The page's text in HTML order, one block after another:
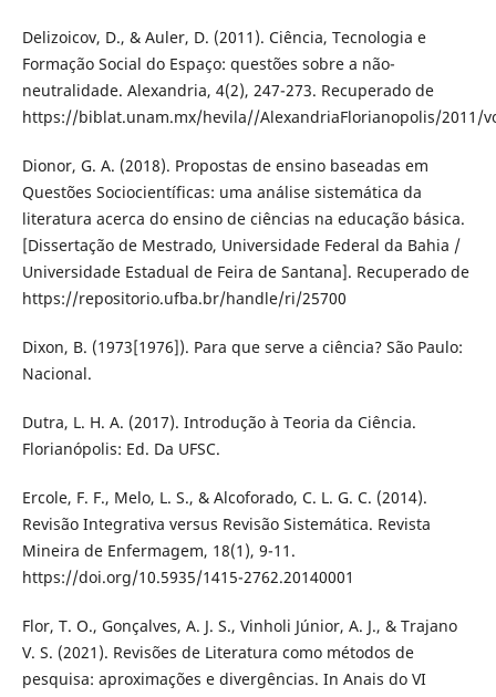
Delizoicov, D., & Auler, D. (2011). Ciência, Tecnologia e
Formação Social do Espaço: questões sobre a não-
neutralidade. Alexandria, 4(2), 247-273. Recuperado de
https://biblat.unam.mx/hevila//AlexandriaFlorianopolis/2011/
Dionor, G. A. (2018). Propostas de ensino baseadas em
Questões Sociocientíficas: uma análise sistemática da
literatura acerca do ensino de ciências na educação básica.
[Dissertação de Mestrado, Universidade Federal da Bahia /
Universidade Estadual de Feira de Santana]. Recuperado de
https://repositorio.ufba.br/handle/ri/25700
Dixon, B. (1973[1976]). Para que serve a ciência? São Paulo:
Nacional.
Dutra, L. H. A. (2017). Introdução à Teoria da Ciência.
Florianópolis: Ed. Da UFSC.
Ercole, F. F., Melo, L. S., & Alcoforado, C. L. G. C. (2014).
Revisão Integrativa versus Revisão Sistemática. Revista
Mineira de Enfermagem, 18(1), 9-11.
https://doi.org/10.5935/1415-2762.20140001
Flor, T. O., Gonçalves, A. J. S., Vinholi Júnior, A. J., & Trajano
V. S. (2021). Revisões de Literatura como métodos de
pesquisa: aproximações e divergências. In Anais do VI